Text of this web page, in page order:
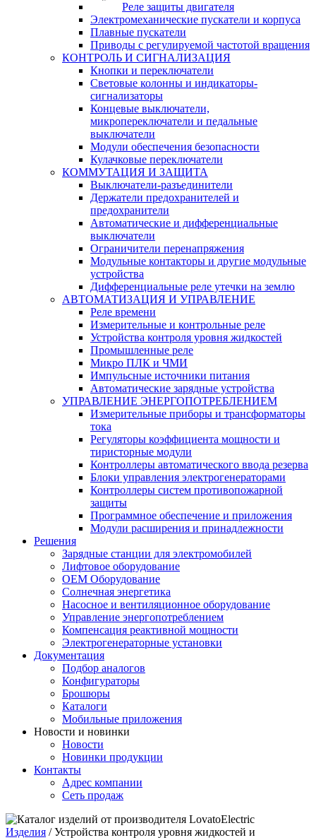
Реле защиты двигателя
Электромеханические пускатели и корпуса
Плавные пускатели
Приводы с регулируемой частотой вращения
КОНТРОЛЬ И СИГНАЛИЗАЦИЯ
Кнопки и переключатели
Световые колонны и индикаторы-
сигнализаторы
Концевые выключатели,
микропереключатели и педальные
выключатели
Модули обеспечения безопасности
Кулачковые переключатели
КОММУТАЦИЯ И ЗАЩИТА
Выключатели-разъединители
Держатели предохранителей и
предохранители
Автоматические и дифференциальные
выключатели
Ограничители перенапряжения
Модульные контакторы и другие модульные
устройства
Дифференциальные реле утечки на землю
АВТОМАТИЗАЦИЯ И УПРАВЛЕНИЕ
Реле времени
Измерительные и контрольные реле
Устройства контроля уровня жидкостей
Промышленные реле
Микро ПЛК и ЧМИ
Импульсные источники питания
Автоматические зарядные устройства
УПРАВЛЕНИЕ ЭНЕРГОПОТРЕБЛЕНИЕМ
Измерительные приборы и трансформаторы
тока
Регуляторы коэффициента мощности и
тиристорные модули
Контроллеры автоматического ввода резерва
Блоки управления электрогенераторами
Контроллеры систем противопожарной
защиты
Программное обеспечение и приложения
Модули расширения и принадлежности
Решения
Зарядные станции для электромобилей
Лифтовое оборудование
ОЕМ Оборудование
Солнечная энергетика
Насосное и вентиляционное оборудование
Управление энергопотреблением
Компенсация реактивной мощности
Электрогенераторные установки
Документация
Подбор аналогов
Конфигураторы
Брошюры
Каталоги
Мобильные приложения
Новости и новинки
Новости
Новинки продукции
Контакты
Адрес компании
Сеть продаж
Изделия /Устройства контроля уровня жидкостей и